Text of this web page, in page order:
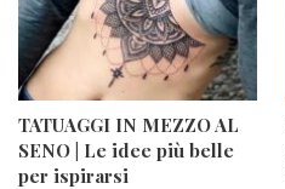
TATUAGGI IN MEZZO AL
SENO | Le idee più belle
per ispirarsi